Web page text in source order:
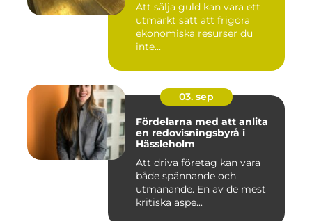
Att sälja guld kan vara ett
utmärkt sätt att frigöra
ekonomiska resurser du
inte...
03. sep
Fördelarna med att anlita
en redovisningsbyrå i
Hässleholm
Att driva företag kan vara
både spännande och
utmanande. En av de mest
kritiska aspe...